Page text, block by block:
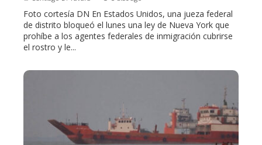
Foto cortesía DN En Estados Unidos, una jueza federal
de distrito bloqueó el lunes una ley de Nueva York que
prohíbe a los agentes federales de inmigración cubrirse
el rostro y le...